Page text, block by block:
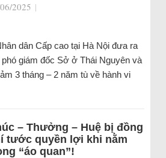
2025 |
dân Cấp cao tại Hà Nội đưa ra
giám đốc Sở ở Thái Nguyên và
3 tháng – 2 năm tù về hành vi
– Thưởng – Huệ bị đồng
tước quyền lợi khi nằm
“áo quan”!